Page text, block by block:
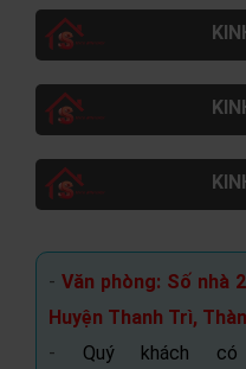
- Văn phòng: Số nhà
Huyện Thanh Trì,
- Quý khách